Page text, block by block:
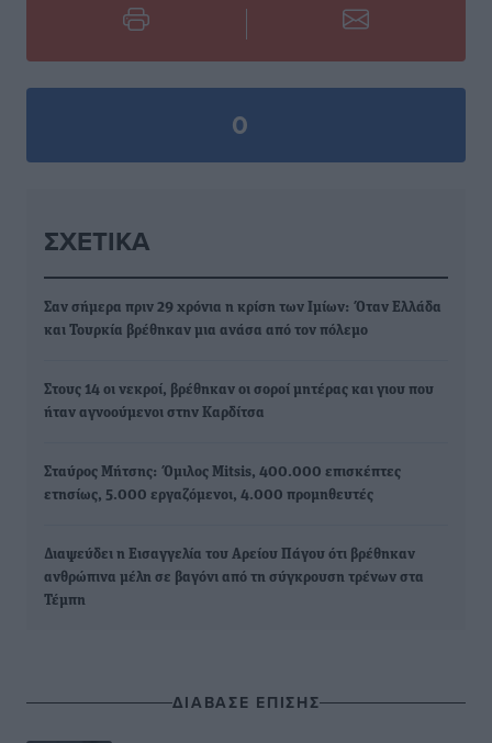
0
ΣΧΕΤΙΚΆ
Σαν σήμερα πριν 29 χρόνια η κρίση των Ιμίων: Όταν Ελλάδα
και Τουρκία βρέθηκαν μια ανάσα από τον πόλεμο
Στους 14 οι νεκροί, βρέθηκαν οι σοροί μητέρας και γιου που
ήταν αγνοούμενοι στην Καρδίτσα
Σταύρος Μήτσης: Όμιλος Mitsis, 400.000 επισκέπτες
ετησίως, 5.000 εργαζόμενοι, 4.000 προμηθευτές
Διαψεύδει η Εισαγγελία του Αρείου Πάγου ότι βρέθηκαν
ανθρώπινα μέλη σε βαγόνι από τη σύγκρουση τρένων στα
Τέμπη
ΔΙΑΒΑΣΕ ΕΠΙΣΗΣ